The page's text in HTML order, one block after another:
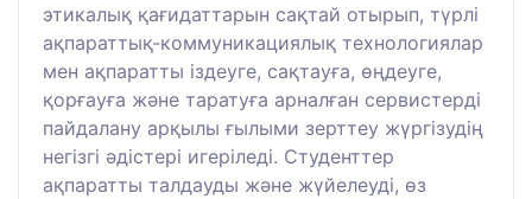
этикалық қағидаттарын сақтай отырып, түрлі
ақпараттық-коммуникациялық технологиялар
мен ақпаратты іздеуге, сақтауға, өңдеуге,
қорғауға және таратуға арналған сервистерді
пайдалану арқылы ғылыми зерттеу жүргізудің
негізгі әдістері игеріледі. Студенттер
ақпаратты талдауды және жүйелеуді, өз